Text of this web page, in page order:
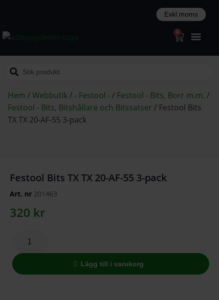
0
Hem /Webbutik/ - Festool -/ Festool - Bits, Borr m.m. /
Festool - Bits, Bitshållare och Bitssatser / Festool Bits
TX TX 20-AF-55 3-pack
Festool Bits TX TX 20-AF-55 3-pack
Art. nr 201463
320 kr
Lägg till i varukorg